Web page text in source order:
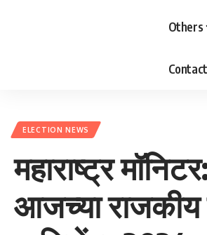
Others
Contact
ELECTION NEWS
महाराष्ट्र
आजच्या राजकीय